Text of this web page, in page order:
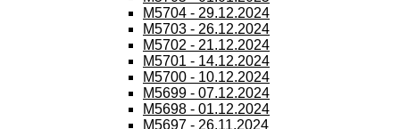
M5704 - 29.12.2024
M5703 - 26.12.2024
M5702 - 21.12.2024
M5701 - 14.12.2024
M5700 - 10.12.2024
M5699 - 07.12.2024
M5698 - 01.12.2024
M5697 - 26.11.2024